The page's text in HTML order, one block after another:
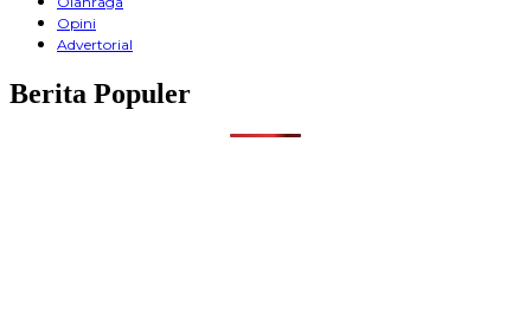
Opini
Advertorial
Berita Populer